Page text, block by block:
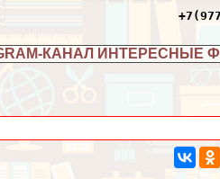
КАНАЛ ИНТЕРЕСНЫЕ